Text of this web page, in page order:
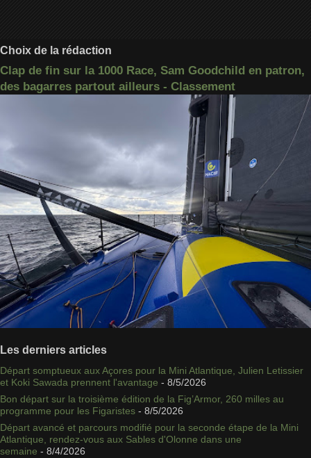
Choix de la rédaction
Clap de fin sur la 1000 Race, Sam Goodchild en patron,
des bagarres partout ailleurs - Classement
Les derniers articles
Départ somptueux aux Açores pour la Mini Atlantique, Julien Letissier
et Koki Sawada prennent l'avantage - 8/5/2026
Bon départ sur la troisième édition de la Fig’Armor, 260 milles au
programme pour les Figaristes - 8/5/2026
Départ avancé et parcours modifié pour la seconde étape de la Mini
Atlantique, rendez-vous aux Sables d'Olonne dans une
semaine - 8/4/2026